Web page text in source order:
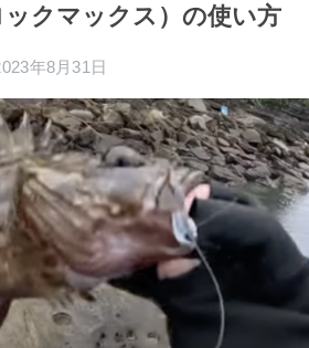
クマックス）の使い方
年8月31日